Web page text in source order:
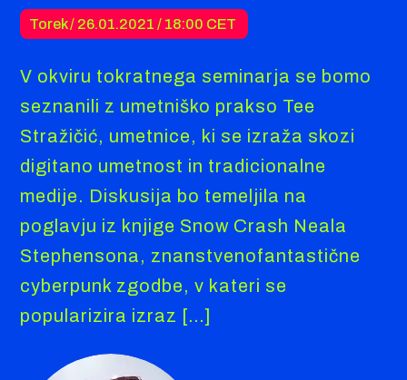
Torek / 26.01.2021 / 18:00 CET
V okviru tokratnega seminarja se bomo
seznanili z umetniško prakso Tee
Stražičić, umetnice, ki se izraža skozi
digitano umetnost in tradicionalne
medije. Diskusija bo temeljila na
poglavju iz knjige Snow Crash Neala
Stephensona, znanstvenofantastične
cyberpunk zgodbe, v kateri se
popularizira izraz […]